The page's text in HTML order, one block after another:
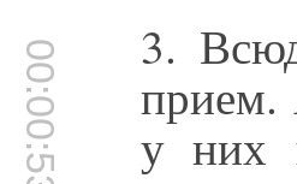
00:00:53 3.
прием.
у них